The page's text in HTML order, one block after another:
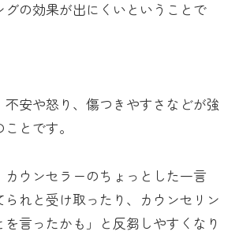
グの効果が出にくいということで
安や怒り、傷つきやすさなどが強
とです。
カウンセラーのちょっとした一言
られと受け取ったり、カウンセリン
を言ったかも」と反芻しやすくなり